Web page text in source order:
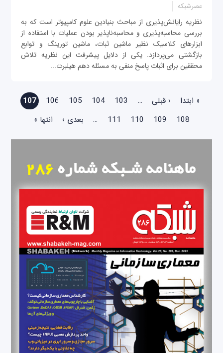
عصرشبکه
نظریه رایانش‌پذیری از مباحث بنیادین علوم کامپیوتر است که به
بررسی محاسبه‌پذیری و محاسبه‌ناپذیر بودن عملیات با استفاده از
ابزارهای کلاسیک نظیر ماشین ثبات، ماشین تورینگ و توابع
بازگشتی می‌پردازد. یکی از دلایل پیشرفت این نظریه تلاش
محققین برای اثبات پاسخ منفی به مسئله دهم هیلبرت...
صفحه‌ها
« ابتدا ‹ قبلی …
103
104
105
106
107
108
109
110
111
… بعدی › انتها »